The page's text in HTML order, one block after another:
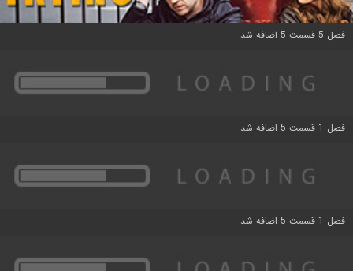
فصل 5 قسمت 5 اضافه شد
فصل 1 قسمت 5 اضافه شد
فصل 1 قسمت 5 اضافه شد